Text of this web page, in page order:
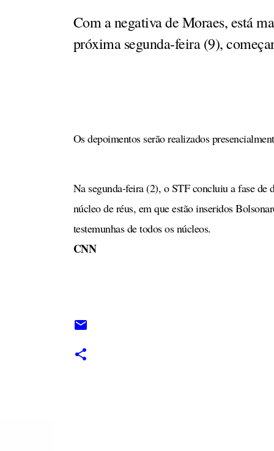
Com a negativa de Moraes, está
próxima segunda-feira (9),
Os depoimentos serão realizados
Na segunda-feira (2), o STF concluiu a fase de
núcleo de réus, em que estão inseridos
testemunhas de todos os núcleos.
CNN